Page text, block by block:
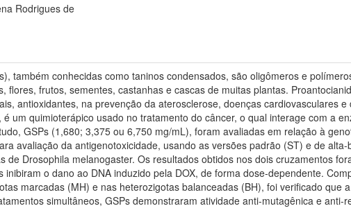
Rodrigues de
também conhecidas como taninos condensados, são oligômeros e
flores, frutos, sementes, castanhas e cascas de muitas plantas.
antioxidantes, na prevenção da aterosclerose, doenças cardiovasculares
é um quimioterápico usado no tratamento do câncer, o qual interage com a
GSPs (1,680; 3,375 ou 6,750 mg/mL), foram avaliadas em relação à
avaliação da antigenotoxicidade, usando as versões padrão (ST) e de
de Drosophila melanogaster. Os resultados obtidos nos dois cruzamentos
inibiram o dano ao DNA induzido pela DOX, de forma dose-dependente.
marcadas (MH) e nas heterozigotas balanceadas (BH), foi verificado que
simultâneos, GSPs demonstraram atividade anti-mutagênica e